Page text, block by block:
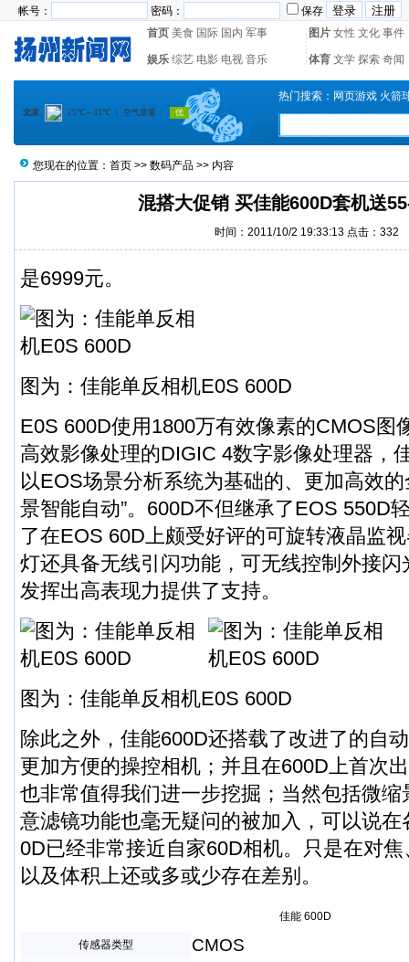
帐号： 密码：
保存
首页 美食 国际 国内 军事 图片 女性 文化 事件
娱乐 综艺 电影 电视 音乐 体育 文学 探索 奇闻
热门搜索： 网页游戏 火箭
您现在的位置： 首页 >> 数码产品 >> 内容
混搭大促销 买佳能600D套机送
时间：2011/10/2 19:33:13 点击： 332
是6999元。
图为：佳能单反相机E0S 600D
E0S 600D使用1800万有效像素的CMOS图
高效影像处理的DIGIC 4数字影像处理器，
以EOS场景分析系统为基础的、更加高效
景智能自动”。600D不但继承了EOS 550D
了在EOS 60D上颇受好评的可旋转液晶监
灯还具备无线引闪功能，可无线控制外接
发挥出高表现力提供了支持。
图为：佳能单反相机E0S 600D
除此之外，佳能600D还搭载了改进了的自
更加方便的操控相机；并且在600D上首次
也非常值得我们进一步挖掘；当然包括微
意滤镜功能也毫无疑问的被加入，可以说
0D已经非常接近自家60D相机。只是在对
以及体积上还或多或少存在差别。
佳能 600D
传感器类型 CMOS